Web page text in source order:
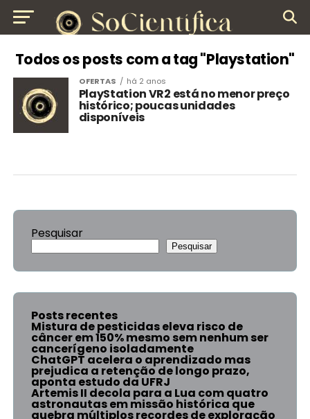
Todos os posts com a tag "Playstation"
OFERTAS há 2 anos
PlayStation VR2 está no menor preço
histórico; poucas unidades
disponíveis
Pesquisar
Pesquisar
Posts recentes
Mistura de pesticidas eleva risco de
câncer em 150% mesmo sem nenhum ser
cancerígeno isoladamente
ChatGPT acelera o aprendizado mas
prejudica a retenção de longo prazo,
aponta estudo da UFRJ
Artemis II decola para a Lua com quatro
astronautas em missão histórica que
quebra múltiplos recordes de exploração